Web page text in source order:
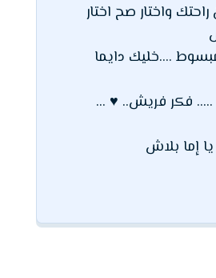
واختار صح اختار
....خليك دايما
فكر فريش.. ♥ ...
إما بلاش